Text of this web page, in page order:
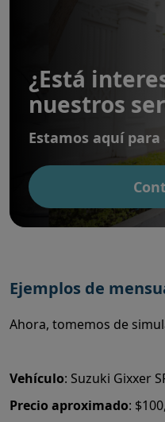
¿Está
nuestros
Estamos aquí
Ejemplos de
Ahora, tomemos de
Vehículo: Suzuki Gixxer
Precio aproximado: